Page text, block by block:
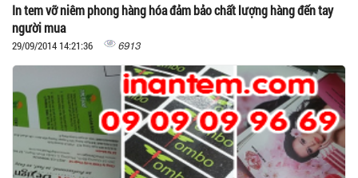
In tem vỡ niêm phong hàng hóa đảm bảo chất lượng hàng đến tay
người mua
29/09/2014 14:21:36 6913